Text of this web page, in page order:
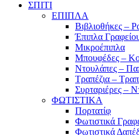
ΣΠΙΤΙ
ΕΠΙΠΛΑ
Βιβλιοθήκες –
Έπιπλα
Μικροέπιπλα
Μπουφέδες –
Ντουλάπες –
Τραπέζια –
Συρταριέρες –
ΦΩΤΙΣΤΙΚΑ
Πορτατίφ
Φωτιστικά
Φωτιστικά